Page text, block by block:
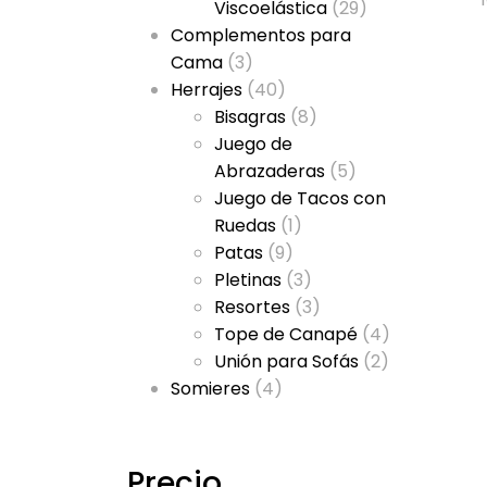
Viscoelástica (29)
Complementos para
Cama (3)
Herrajes (40)
Bisagras (8)
Juego de
Abrazaderas (5)
Juego de Tacos con
Ruedas (1)
Patas (9)
Pletinas (3)
Resortes (3)
Tope de Canapé (4)
Unión para Sofás (2)
Somieres (4)